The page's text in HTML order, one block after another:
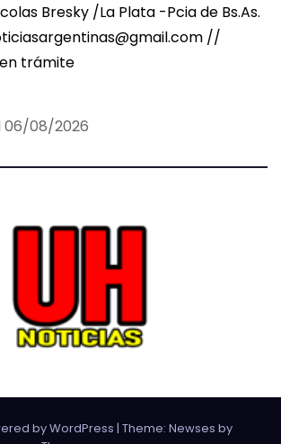
Bresky /La Plata -Pcia de Bs.As.
//
trámite
06/08/2026
by WordPress | Theme: Newses by